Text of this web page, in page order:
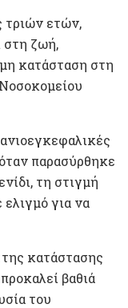
τριών ετών,
στη ζωή,
κατάσταση στη
παρασύρθηκε
τη στιγμή
για να
κατάστασης
βαθιά
του